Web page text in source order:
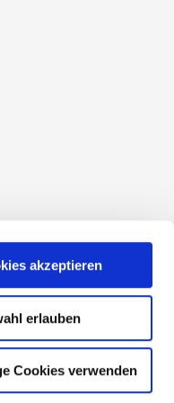
akzeptieren
erlauben
Cookies verwenden